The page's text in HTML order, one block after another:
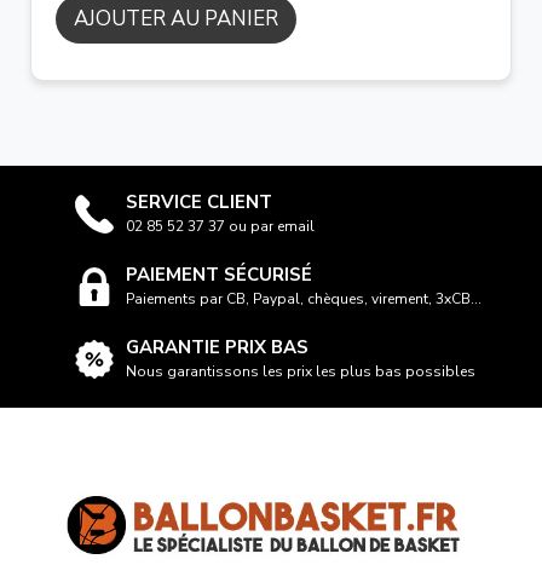
AJOUTER AU PANIER
SERVICE CLIENT
02 85 52 37 37 ou par email
PAIEMENT SÉCURISÉ
Paiements par CB, Paypal, chèques, virement, 3xCB...
GARANTIE PRIX BAS
Nous garantissons les prix les plus bas possibles